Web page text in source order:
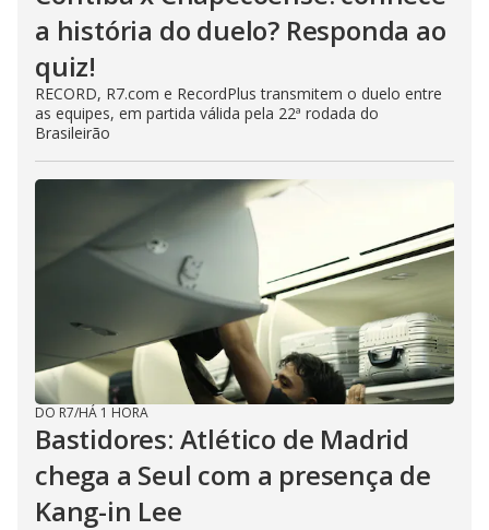
a história do duelo? Responda ao
quiz!
RECORD, R7.com e RecordPlus transmitem o duelo entre
as equipes, em partida válida pela 22ª rodada do
Brasileirão
DO R7/HÁ 1 HORA
Bastidores: Atlético de Madrid
chega a Seul com a presença de
Kang-in Lee